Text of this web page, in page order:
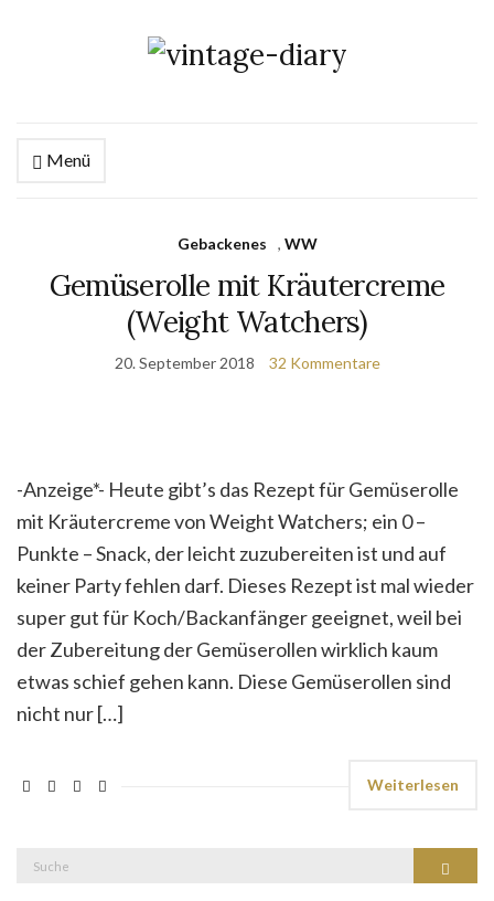
Menü
Gebackenes , WW
Gemüserolle mit Kräutercreme
(Weight Watchers)
20. September 2018 32 Kommentare
-Anzeige*- Heute gibt’s das Rezept für Gemüserolle
mit Kräutercreme von Weight Watchers; ein 0 –
Punkte – Snack, der leicht zuzubereiten ist und auf
keiner Party fehlen darf. Dieses Rezept ist mal wieder
super gut für Koch/Backanfänger geeignet, weil bei
der Zubereitung der Gemüserollen wirklich kaum
etwas schief gehen kann. Diese Gemüserollen sind
nicht nur […]
Weiterlesen